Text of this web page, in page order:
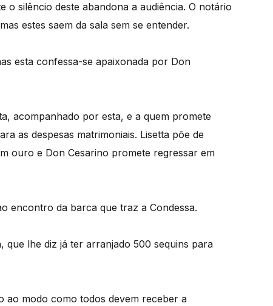
o silêncio deste abandona a audiência. O notário
estes saem da sala sem se entender.
esta confessa-se apaixonada por Don
acompanhado por esta, e a quem promete
as despesas matrimoniais. Lisetta põe de
ouro e Don Cesarino promete regressar em
encontro da barca que traz a Condessa.
que lhe diz já ter arranjado 500 sequins para
modo como todos devem receber a